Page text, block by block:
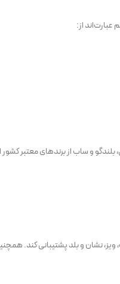
از:
بلندگو و ساب از برندهای